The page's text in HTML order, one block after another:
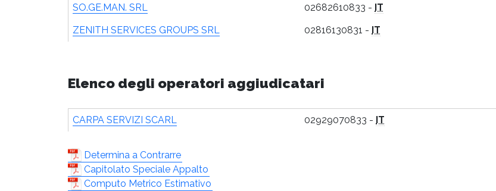
SO.GE.MAN. SRL
02682610833 - IT
ZENITH SERVICES GROUPS SRL
02816130831 - IT
Elenco degli operatori aggiudicatari
CARPA SERVIZI SCARL 02929070833 - IT
Determina a Contrarre
Capitolato Speciale Appalto
Computo Metrico Estimativo